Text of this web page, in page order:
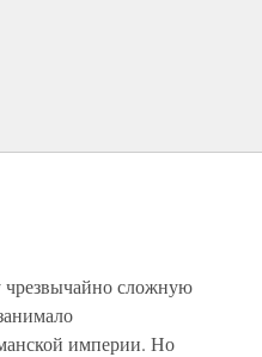
чрезвычайно сложную
империи. Но